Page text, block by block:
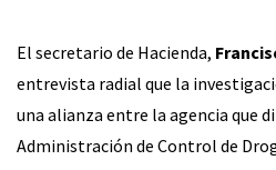
El secretario de Hacienda,
entrevista radial que la
una alianza entre la agencia que
Administración de Control de